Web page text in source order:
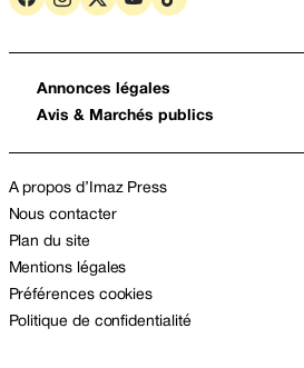
Annonces légales
Avis & Marchés publics
A propos d’Imaz Press
Nous contacter
Plan du site
Mentions légales
Préférences cookies
Politique de confidentialité